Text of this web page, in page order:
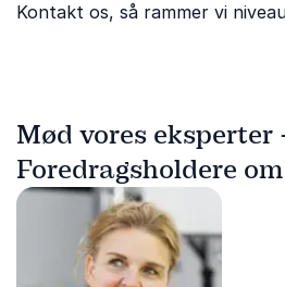
Kontakt os, så rammer vi
Mød vores eksperter
Foredragsholdere